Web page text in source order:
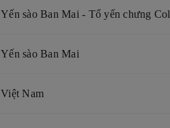
Yến sào Ban Mai - Tổ yến chưng
Yến sào Ban Mai
Việt Nam